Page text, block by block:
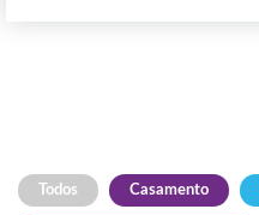
Todos Casamento